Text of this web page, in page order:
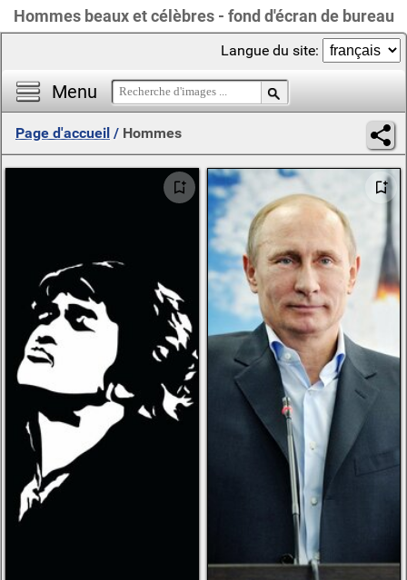
Hommes beaux et célèbres - fond d'écran de bureau
Menu
Langue du site:
Page d'accueil / Hommes